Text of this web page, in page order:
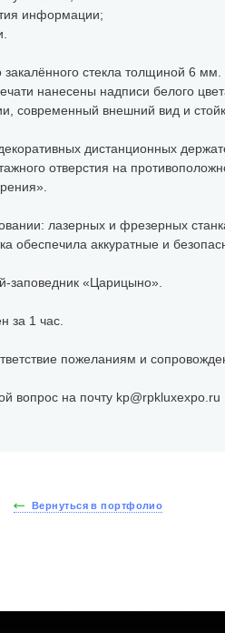
информации;
закалённого стекла толщиной 6
нанесены надписи белого
современный внешний вид и
дистанционных
отверстия на
лазерных и фрезерных
обеспечила аккуратные и
заповедник «Царицыно».
за 1 час.
пожеланиям и
вопрос на почту kp@rpkluxexpo.ru
Вернуться в портфолио